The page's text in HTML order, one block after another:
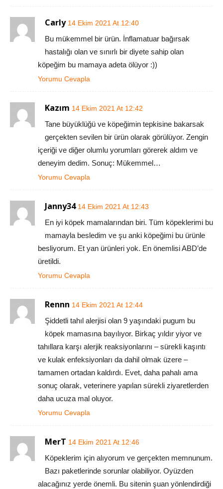
Carly 14 Ekim 2021 At 12:40
Bu mükemmel bir ürün. İnflamatuar bağırsak
hastalığı olan ve sınırlı bir diyete sahip olan
köpeğim bu mamaya adeta ölüyor :))
Yorumu Cevapla
Kazım 14 Ekim 2021 At 12:42
Tane büyüklüğü ve köpeğimin tepkisine bakarsak
gerçekten sevilen bir ürün olarak görülüyor. Zengin
içeriği ve diğer olumlu yorumları görerek aldım ve
deneyim dedim. Sonuç: Mükemmel…
Yorumu Cevapla
Janny34 14 Ekim 2021 At 12:43
En iyi köpek mamalarından biri. Tüm köpeklerimi bu
mamayla besledim ve şu anki köpeğimi bu ürünle
besliyorum. Et yan ürünleri yok. En önemlisi ABD’de
üretildi.
Yorumu Cevapla
Rennn 14 Ekim 2021 At 12:44
Şiddetli tahıl alerjisi olan 9 yaşındaki pugum bu
köpek mamasına bayılıyor. Birkaç yıldır yiyor ve
tahıllara karşı alerjik reaksiyonlarını – sürekli kaşıntı
ve kulak enfeksiyonları da dahil olmak üzere –
tamamen ortadan kaldırdı. Evet, daha pahalı ama
sonuç olarak, veterinere yapılan sürekli ziyaretlerden
daha ucuza mal oluyor.
Yorumu Cevapla
MerT 14 Ekim 2021 At 12:46
Köpeklerim için alıyorum ve gerçekten memnunum.
Bazı paketlerinde sorunlar olabiliyor. Oyüzden
alacağınız yerde önemli. Bu sitenin şuan yönlendirdiği